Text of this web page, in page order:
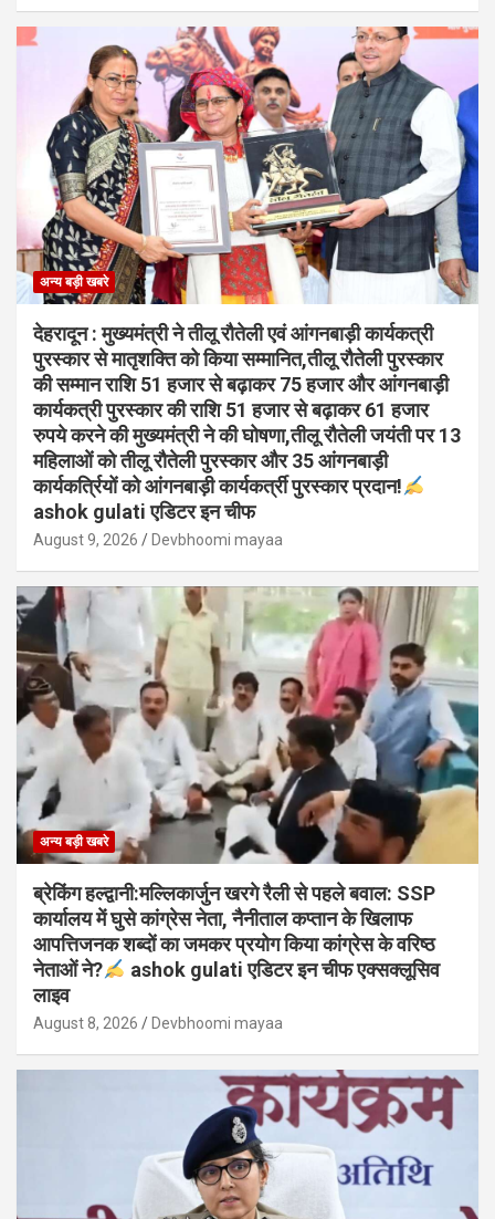
अन्य बड़ी खबरे
देहरादून : मुख्यमंत्री ने तीलू रौतेली एवं आंगनबाड़ी कार्यकत्री
पुरस्कार से मातृशक्ति को किया सम्मानित,तीलू रौतेली पुरस्कार
की सम्मान राशि 51 हजार से बढ़ाकर 75 हजार और आंगनबाड़ी
कार्यकत्री पुरस्कार की राशि 51 हजार से बढ़ाकर 61 हजार
रुपये करने की मुख्यमंत्री ने की घोषणा,तीलू रौतेली जयंती पर 13
महिलाओं को तीलू रौतेली पुरस्कार और 35 आंगनबाड़ी
कार्यकर्त्रियों को आंगनबाड़ी कार्यकर्त्री पुरस्कार प्रदान!
ashok gulati एडिटर इन चीफ
August 9, 2026 Devbhoomi mayaa
अन्य बड़ी खबरे
ब्रेकिंग हल्द्वानी:मल्लिकार्जुन खरगे रैली से पहले बवाल: SSP
कार्यालय में घुसे कांग्रेस नेता, नैनीताल कप्तान के खिलाफ
आपत्तिजनक शब्दों का जमकर प्रयोग किया कांग्रेस के वरिष्ठ
नेताओं ने?
ashok gulati एडिटर इन चीफ एक्सक्लूसिव
लाइव
August 8, 2026 Devbhoomi mayaa